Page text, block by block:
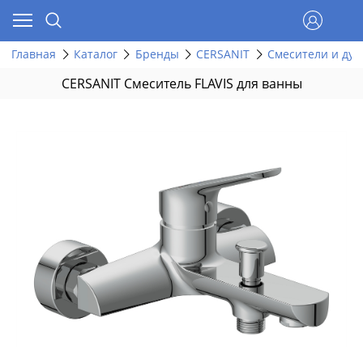
Главная Каталог Бренды CERSANIT Смесители и
CERSANIT Смеситель FLAVIS для ванны